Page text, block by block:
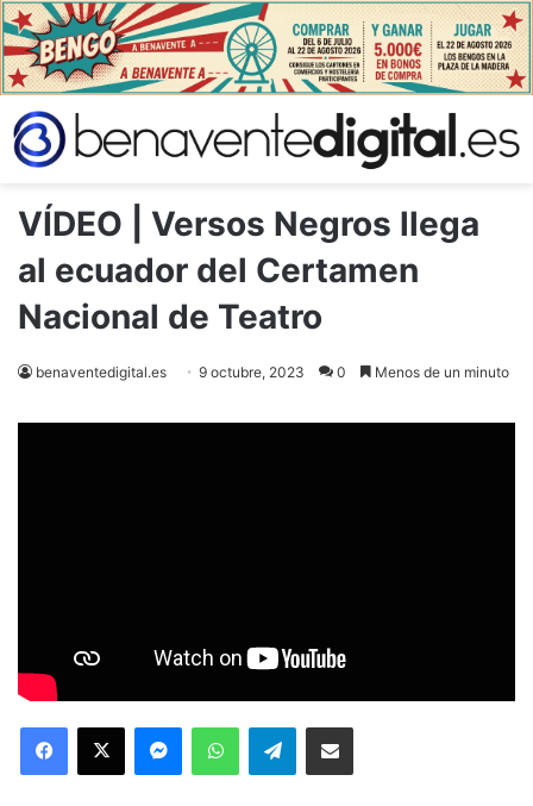
VÍDEO | Versos Negros llega
al ecuador del Certamen
Nacional de Teatro
benaventedigital.es 9 octubre, 2023 0 Menos de un minuto
Facebook
X MessengerWhatsAppTelegramCompartir via Email